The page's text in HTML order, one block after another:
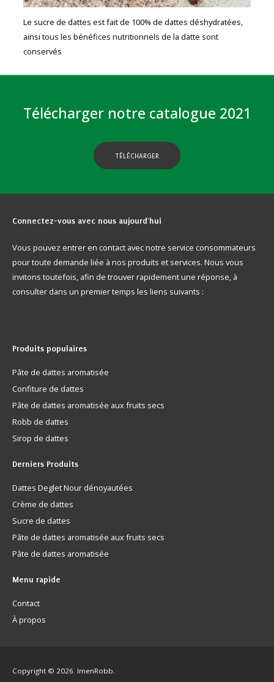
Le sucre de dattes est fait de 100% de dattes déshydratées,
ainsi tous les bénéfices nutritionnels de la datte sont
conservés
Télécharger notre catalogue 2021
TÉLÉCHARGER
Connectez-vous avec nous aujourd'hui
Vous pouvez entrer en contact avec notre service consommateurs
pour toute demande liée à nos produits et services. Nous vous
invitons toutefois, afin de trouver rapidement une réponse, à
consulter dans un premier temps les liens suivants :
Produits populaires
Pâte de dattes aromatisée
Confiture de dattes
Pâte de dattes aromatisée aux fruits secs
Robb de dattes
Sirop de dattes
Derniers Produits
Dattes Deglet Nour dénoyautées
Crème de dattes
Sucre de dattes
Pâte de dattes aromatisée aux fruits secs
Pâte de dattes aromatisée
Menu rapide
Contact
À propos
Copyright © 2026. ImenRobb.